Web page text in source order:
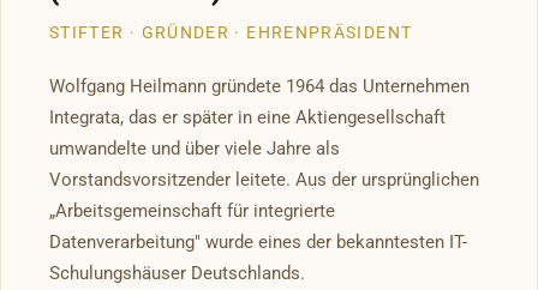
STIFTER · GRÜNDER · EHRENPRÄSIDENT
Wolfgang Heilmann gründete 1964 das Unternehmen
Integrata, das er später in eine Aktiengesellschaft
umwandelte und über viele Jahre als
Vorstandsvorsitzender leitete. Aus der ursprünglichen
„Arbeitsgemeinschaft für integrierte
Datenverarbeitung" wurde eines der bekanntesten IT-
Schulungshäuser Deutschlands.